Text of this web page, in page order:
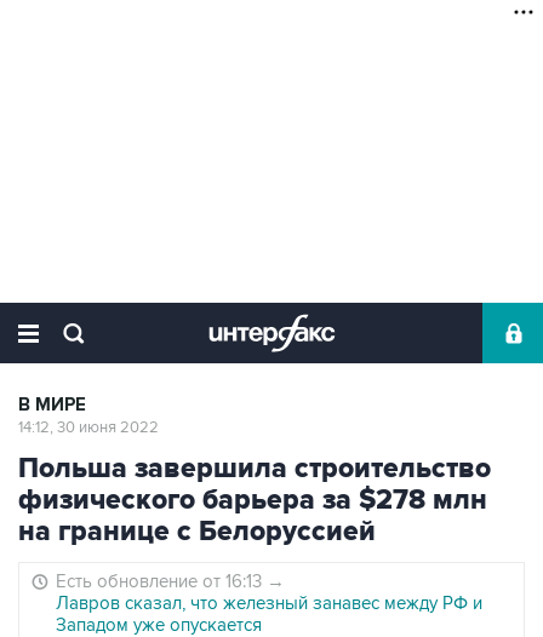
В МИРЕ
14:12, 30 июня 2022
Польша завершила строительство
физического барьера за $278 млн
на границе с Белоруссией
Есть обновление от 16:13 →
Лавров сказал, что железный занавес между РФ и
Западом уже опускается